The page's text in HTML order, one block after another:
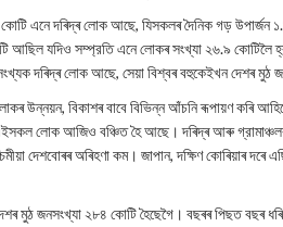
এনে দৰিদ্ৰ লোক আছে, যিসকলৰ দৈনিক গড়
আছিল যদিও সম্প্রতি এনে লোকৰ সংখ্যা ২৬.৯ কোটিলৈ
দৰিদ্ৰ লোক আছে, সেয়া বিশ্বৰ বহুকেইখন দেশৰ মুঠ
উন্নয়ন, বিকাশৰ বাবে বিভিন্ন আঁচনি ৰূপায়ণ কৰি
এইসকল লোক আজিও বঞ্চিত হৈ আছে। দৰিদ্ৰ আৰু
দেশবোৰৰ অৰিহণা কম। জাপান, দক্ষিণ কোৰিয়াৰ
মুঠ জনসংখ্যা ২৮৪ কোটি হৈছেগৈ। বছৰৰ পিছত বছৰ